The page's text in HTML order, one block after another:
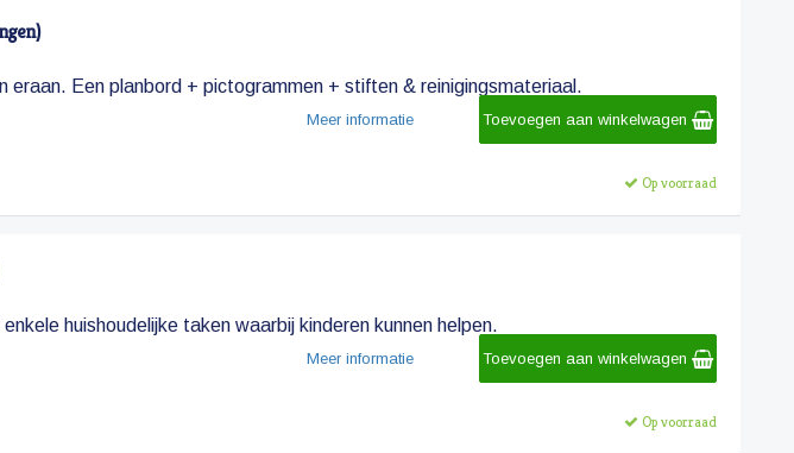
eraan. Een planbord + pictogrammen + stiften & reinigingsmateriaal.
Op voorraad
Toevoegen aan winkelwagen
Meer informatie
huishoudelijke taken waarbij kinderen kunnen helpen.
Op voorraad
Toevoegen aan winkelwagen
Meer informatie